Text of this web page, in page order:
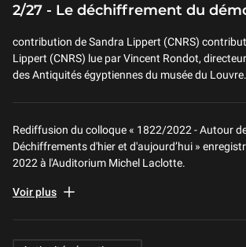
2/27 - Le déchiffrement du
contribution de Sandra Lippert (CNRS)
Lippert (CNRS) lue par Vincent Rondot,
des Antiquités égyptiennes du musée du Louvre.
Rediffusion du colloque « 1822/2022 - Autour
Déchiffrements d'hier et d'aujourd’hui »
2022 à l'Auditorium Michel Laclotte.
En relation avec l’exposition « Champollion. La
journées de conférences présenteront le
écritures égyptiennes en situant celui-ci dans le
Voir plus